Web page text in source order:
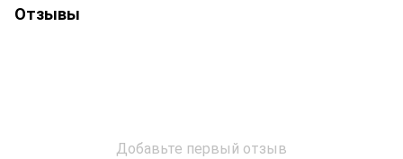
Отзывы
Добавьте первый отзыв